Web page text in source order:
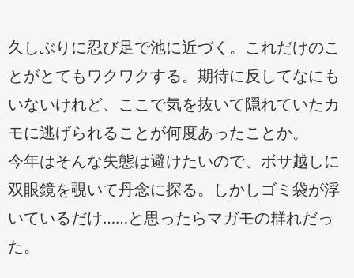
久しぶりに忍び足で池に近づく。これだけのこ
とがとてもワクワクする。期待に反してなにも
いないけれど、ここで気を抜いて隠れていたカ
モに逃げられることが何度あったことか。
今年はそんな失態は避けたいので、ボサ越しに
双眼鏡を覗いて丹念に探る。しかしゴミ袋が浮
いているだけ……と思ったらマガモの群れだっ
た。